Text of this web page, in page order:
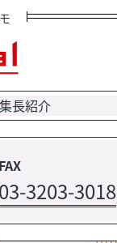
長紹介
FAX
03-3203-3018